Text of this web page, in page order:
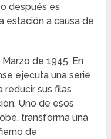
después es
estación a causa de
de 1945. En
ejecuta una serie
sus filas
Uno de esos
transforma una
de